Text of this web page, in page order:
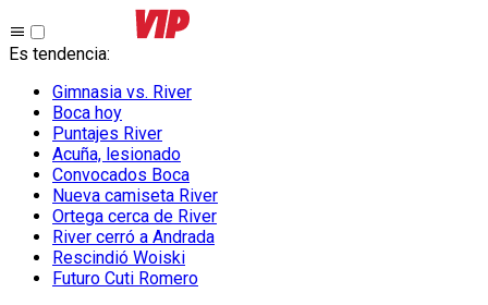
Es tendencia:
Gimnasia vs. River
Boca hoy
Puntajes River
Acuña, lesionado
Convocados Boca
Nueva camiseta River
Ortega cerca de River
River cerró a Andrada
Rescindió Woiski
Futuro Cuti Romero